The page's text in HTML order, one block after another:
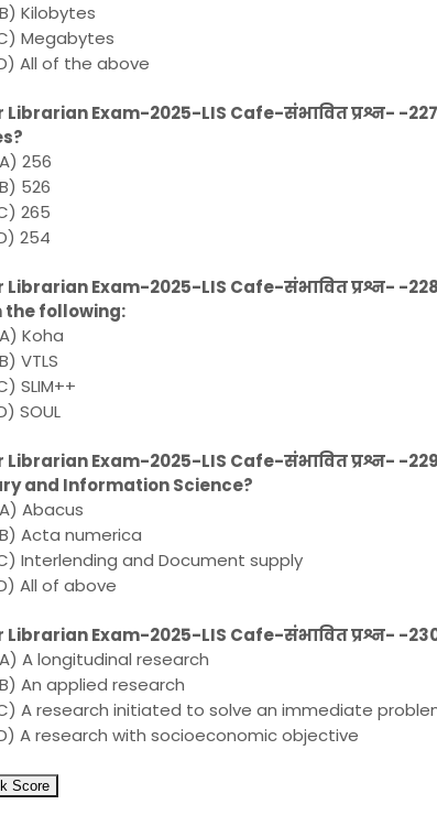
Kilobytes
Megabytes
All of the above
Librarian Exam-2025-LIS Cafe-संभावित प्रश्न- -
256
526
265
254
Librarian Exam-2025-LIS Cafe-संभावित प्रश्न- -
the following:
Koha
VTLS
SLIM++
SOUL
Librarian Exam-2025-LIS Cafe-संभावित प्रश्न- -
and Information Science?
Abacus
Acta numerica
Interlending and Document supply
All of above
Librarian Exam-2025-LIS Cafe-संभावित प्रश्न- -
A longitudinal research
An applied research
A research initiated to solve an immediate
A research with socioeconomic objective